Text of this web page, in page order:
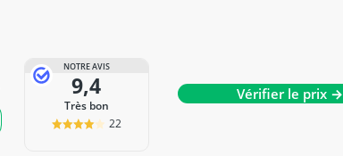
NOTRE AVIS
9,4
Très bon
22
Vérifier le prix →